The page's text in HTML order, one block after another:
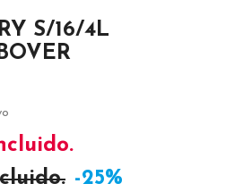
S/16/4L
-25%